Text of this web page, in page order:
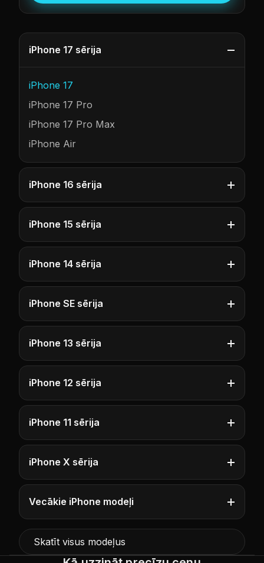
iPhone 17 sērija
iPhone 17
iPhone 17 Pro
iPhone 17 Pro Max
iPhone Air
iPhone 16 sērija
iPhone 15 sērija
iPhone 14 sērija
iPhone SE sērija
iPhone 13 sērija
iPhone 12 sērija
iPhone 11 sērija
iPhone X sērija
Vecākie iPhone modeļi
Skatīt visus modeļus